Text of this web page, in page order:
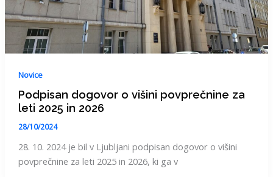
Novice
Podpisan dogovor o višini povprečnine za
leti 2025 in 2026
28/10/2024
28. 10. 2024 je bil v Ljubljani podpisan dogovor o višini
povprečnine za leti 2025 in 2026, ki ga v